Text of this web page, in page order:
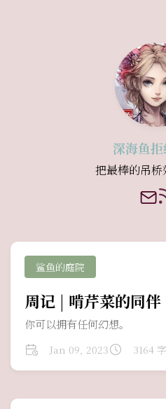
深海鱼
把最棒的吊
鲨鱼的庭院
周记 | 啃芹菜的同伴
你可以拥有任何幻想。
Jan 09, 2023 3164 字